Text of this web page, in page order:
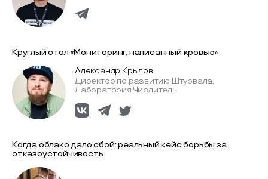
Круглый стол «Мониторинг, написанный кровью»
Александр Крылов
Директор по развитию Штурвала,
Лаборатория Числитель
Когда облако дало сбой: реальный кейс борьбы за
отказоустойчивость